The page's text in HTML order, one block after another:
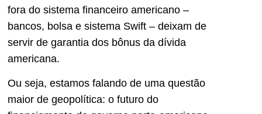
fora do sistema financeiro americano –
bancos, bolsa e sistema Swift – deixam de
servir de garantia dos bônus da dívida
americana.
Ou seja, estamos falando de uma questão
maior de geopolítica: o futuro do